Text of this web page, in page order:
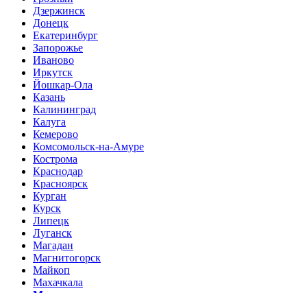
Дзержинск
Донецк
Екатеринбург
Запорожье
Иваново
Иркутск
Йошкар-Ола
Казань
Калининград
Калуга
Кемерово
Комсомольск-на-Амуре
Кострома
Краснодар
Красноярск
Курган
Курск
Липецк
Луганск
Магадан
Магнитогорск
Майкоп
Махачкала